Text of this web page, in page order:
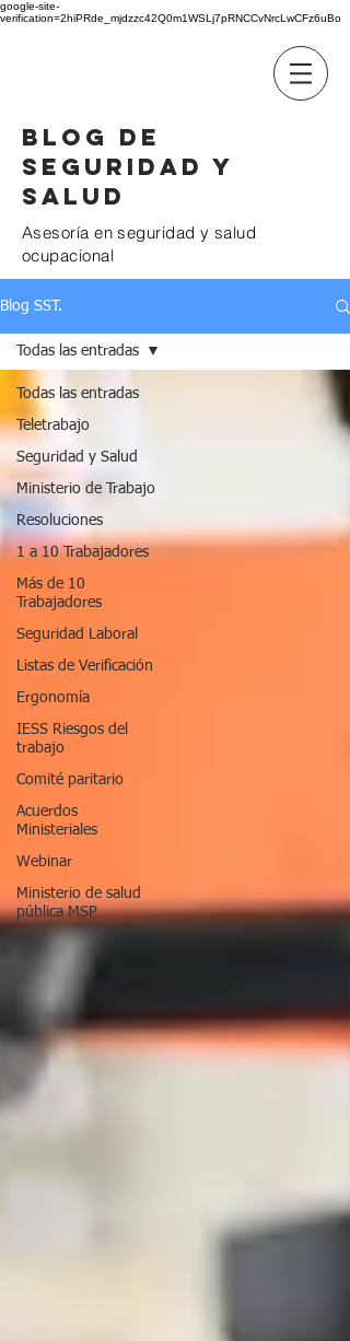
google-site-
verification=2hiPRde_mjdzzc42Q0m1WSLj7pRNCCvNrcLwCFz6uBo
Blog de
seguridad y
salud
Asesoría en seguridad y salud
ocupacional
Blog SST.
Todas las entradas
Teletrabajo
Seguridad y Salud
Ministerio de Trabajo
Resoluciones
1 a 10 Trabajadores
Más de 10
Trabajadores
Seguridad Laboral
Listas de Verificación
Ergonomía
IESS Riesgos del
trabajo
Comité paritario
Acuerdos
Ministeriales
Webinar
Ministerio de salud
pública MSP
Todas las entradas